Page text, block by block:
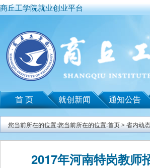
商丘工学院就业创业平台
首 页 就创新闻 通知公告
您当前所在的位置:您当前所在的位置:首页>省内动态
2017年河南特岗教师